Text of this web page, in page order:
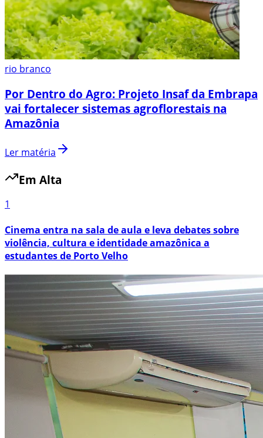
rio branco
Por Dentro do Agro: Projeto Insaf da Embrapa
vai fortalecer sistemas agroflorestais na
Amazônia
Ler matéria
Em Alta
1
Cinema entra na sala de aula e leva debates sobre
violência, cultura e identidade amazônica a
estudantes de Porto Velho